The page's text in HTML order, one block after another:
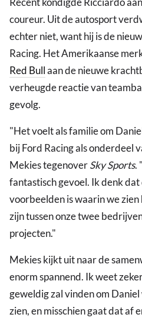
coureur. Uit de autosport
echter niet, want hij is de
Racing. Het Amerikaanse
Red Bullaan de nieuwe
verheugde reactie van
gevolg.
"Het voelt als familie om
bij Ford Racing als onderdeel
Mekies tegenoverSky Sports.
fantastisch gevoel. Ik denk
voorbeelden is waarin we
zijn tussen onze twee
projecten."
Mekies kijkt uit naar de
enorm spannend. Ik weet
geweldig zal vinden om
zien, en misschien gaat dat af